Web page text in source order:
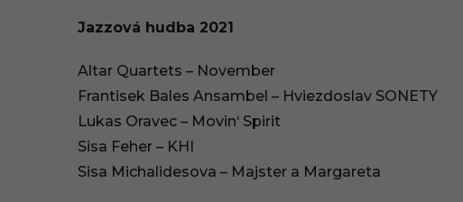
Jazzová hudba 2021
Altar Quartets – November
Frantisek Bales Ansambel – Hviezdoslav SONETY
Lukas Oravec – Movin‘ Spirit
Sisa Feher – KHI
Sisa Michalidesova – Majster a Margareta